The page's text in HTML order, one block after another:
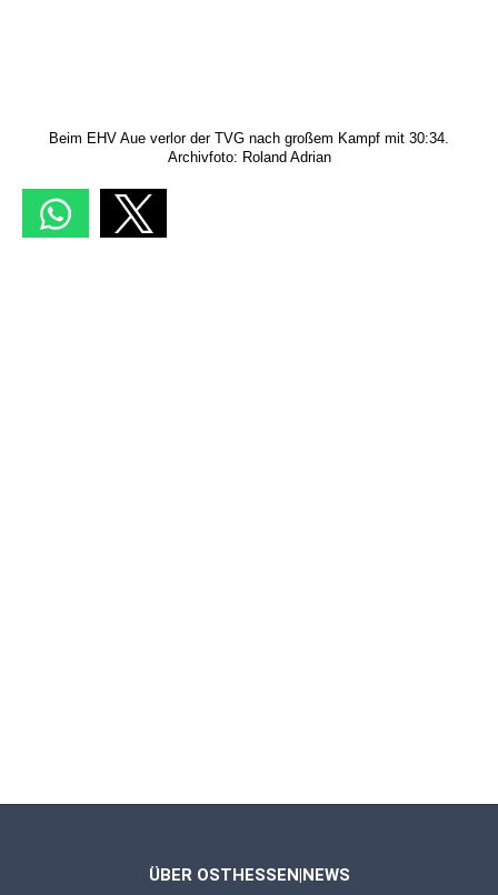
Beim EHV Aue verlor der TVG nach großem Kampf mit 30:34.
Archivfoto: Roland Adrian
ÜBER OSTHESSEN|NEWS